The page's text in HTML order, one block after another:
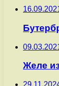
Желе